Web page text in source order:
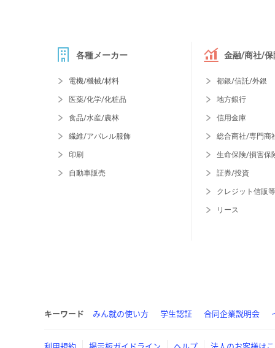
各種メーカー
電機/機械/材料
医薬/化学/化粧品
食品/水産/農林
繊維/アパレル服飾
印刷
自動車販売
金融/商社/保
都銀/信託/外銀
地方銀行
信用金庫
総合商社/専門商
生命保険/損害保
証券/投資
クレジット信販等
リース
キーワード みん就の使い方 学生認証 合同企業説明会